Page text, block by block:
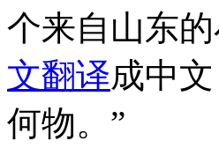
个来自山东
文翻译成中
何物。”